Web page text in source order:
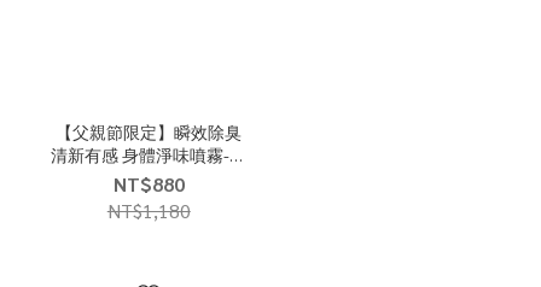
【父親節限定】瞬效除臭
清新有感 身體淨味噴霧-無
香*2 (標示50ml實充60ml)
NT$880
NT$1,180